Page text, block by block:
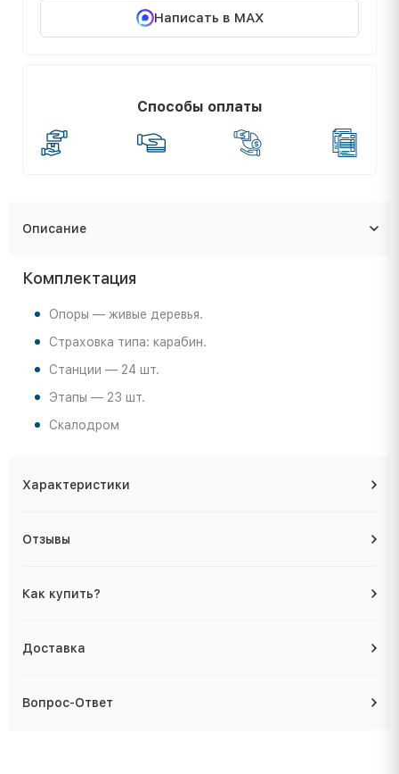
Написать в MAX
Способы оплаты
Описание
Комплектация
Опоры — живые деревья.
Страховка типа: карабин.
Станции — 24 шт.
Этапы — 23 шт.
Скалодром
Характеристики
Отзывы
Как купить?
Доставка
Вопрос-Ответ